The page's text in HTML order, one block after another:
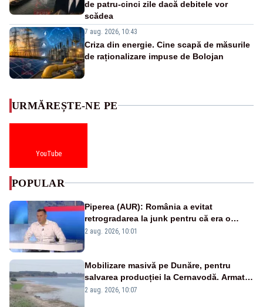
de patru-cinci zile dacă debitele vor
scădea
7 aug. 2026, 10:43
Criza din energie. Cine scapă de măsurile
de raționalizare impuse de Bolojan
URMĂREȘTE-NE PE
YouTube
POPULAR
Piperea (AUR): România a evitat
retrogradarea la junk pentru că era o
catastrofă pentru bănci și fondurile de
2 aug. 2026, 10:01
Mobilizare masivă pe Dunăre, pentru
salvarea producției la Cernavodă. Armata
va detona o stâncă și va devia apa
2 aug. 2026, 10:07